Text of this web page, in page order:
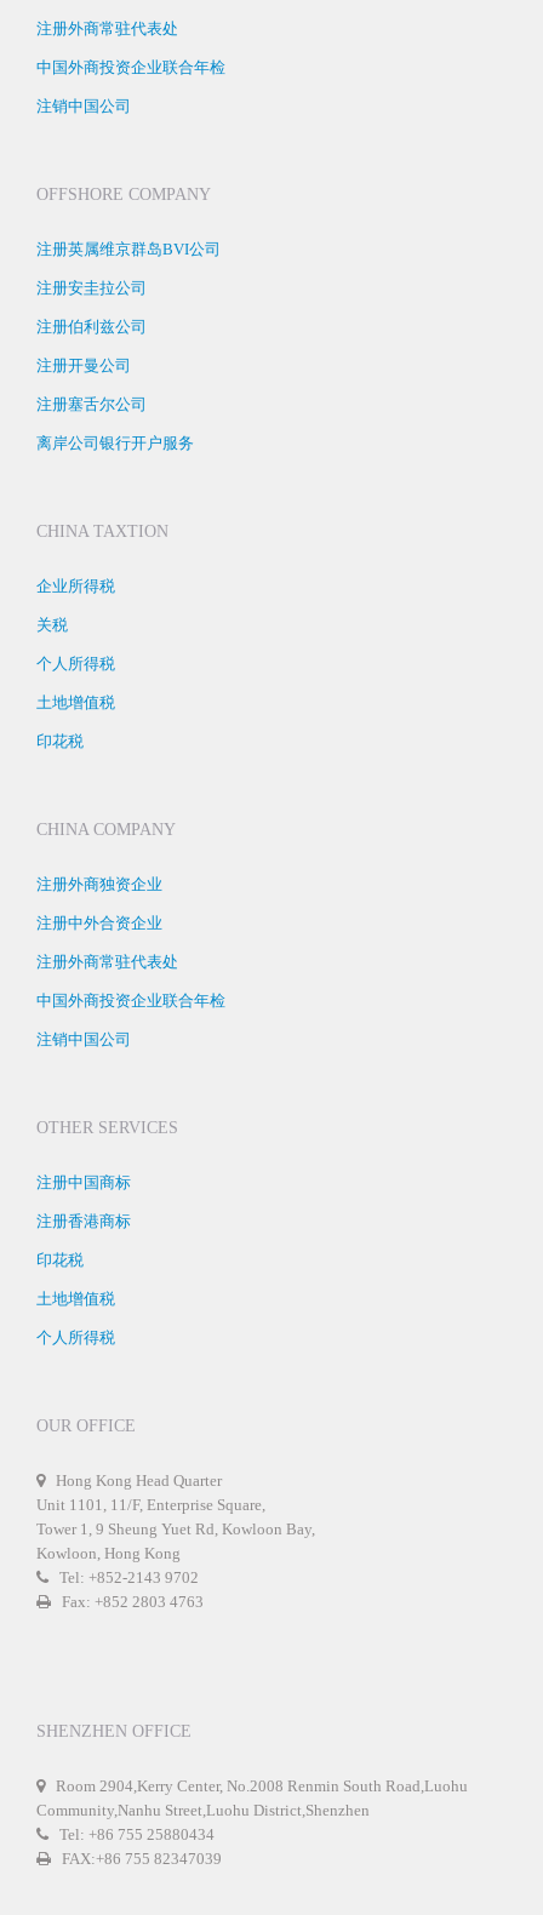
注册外商常驻代表处
中国外商投资企业联合年检
注销中国公司
OFFSHORE COMPANY
注册英属维京群岛BVI公司
注册安圭拉公司
注册伯利兹公司
注册开曼公司
注册塞舌尔公司
离岸公司银行开户服务
CHINA TAXTION
企业所得税
关税
个人所得税
土地增值税
印花税
CHINA COMPANY
注册外商独资企业
注册中外合资企业
注册外商常驻代表处
中国外商投资企业联合年检
注销中国公司
OTHER SERVICES
注册中国商标
注册香港商标
印花税
土地增值税
个人所得税
OUR OFFICE
Hong Kong Head Quarter
Unit 1101, 11/F, Enterprise Square,
Tower 1, 9 Sheung Yuet Rd, Kowloon Bay,
Kowloon, Hong Kong
Tel: +852-2143 9702
Fax: +852 2803 4763
SHENZHEN OFFICE
Room 2904,Kerry Center, No.2008 Renmin South Road,Luohu
Community,Nanhu Street,Luohu District,Shenzhen
Tel: +86 755 25880434
FAX:+86 755 82347039